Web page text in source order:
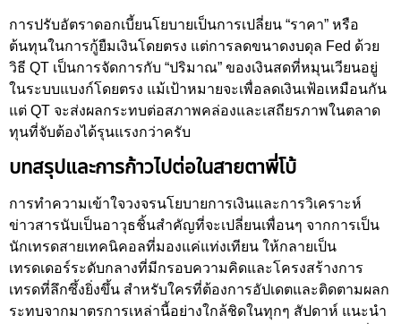
การปรับอัตราดอกเบี้ยนโยบายเป็นการเปลี่ยน “ราคา” หรือ
ต้นทุนในการกู้ยืมเงินโดยตรง แต่การลดขนาดงบดุล Fed ด้วย
วิธี QT เป็นการจัดการกับ “ปริมาณ” ของเงินสดที่หมุนเวียนอยู่
ในระบบแบงก์โดยตรง แม้เป้าหมายจะเพื่อลดเงินเฟ้อเหมือนกัน
แต่ QT จะส่งผลกระทบต่อสภาพคล่องและเสถียรภาพในตลาด
ทุนที่จับต้องได้รุนแรงกว่าครับ
บทสรุปและการก้าวไปต่อในสายตาพี่โบ้
การทำความเข้าใจวงจรนโยบายการเงินและการวิเคราะห์
ข่าวสารนับเป็นอาวุธชิ้นสำคัญที่จะเปลี่ยนเพื่อนๆ จากการเป็น
นักเทรดสายเทคนิคอลที่มองแค่แท่งเทียน ให้กลายเป็น
เทรดเดอร์ระดับกลางที่มีกรอบความคิดและโครงสร้างการ
เทรดที่ลึกซึ้งยิ่งขึ้น สำหรับใครที่ต้องการอัปเดตและติดตามผลก
ระทบจากมาตรการเหล่านี้อย่างใกล้ชิดในทุกๆ สัปดาห์ แนะนำ